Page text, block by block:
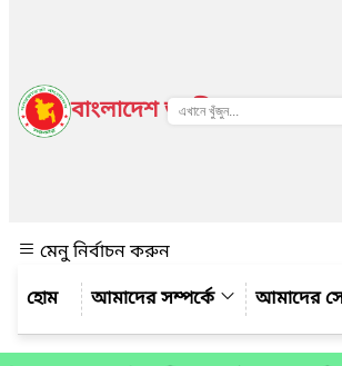
বাংলাদেশ জাতীয় তথ্য বাতায়ন
মেনু নির্বাচন করুন
আমাদের সম্পর্কে
আমাদের